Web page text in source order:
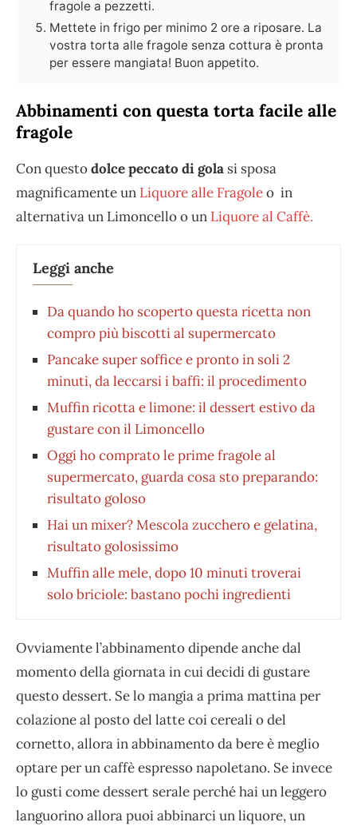
fragole a pezzetti.
Mettete in frigo per minimo 2 ore a riposare. La
vostra torta alle fragole senza cottura è pronta
per essere mangiata! Buon appetito.
Abbinamenti con questa torta facile alle
fragole
Con questodolce peccato di gola si sposa
magnificamente un Liquore alle Fragoleo in
alternativa un Limoncello o un Liquore al Caffè.
Leggi anche
Da quando ho scoperto questa ricetta non
compro più biscotti al supermercato
Pancake super soffice e pronto in soli 2
minuti, da leccarsi i baffi: il procedimento
Muffin ricotta e limone: il dessert estivo da
gustare con il Limoncello
Oggi ho comprato le prime fragole al
supermercato, guarda cosa sto preparando:
risultato goloso
Hai un mixer? Mescola zucchero e gelatina,
risultato golosissimo
Muffin alle mele, dopo 10 minuti troverai
solo briciole: bastano pochi ingredienti
Ovviamente l’abbinamento dipende anche dal
momento della giornata in cui decidi di gustare
questo dessert. Se lo mangia a prima mattina per
colazione al posto del latte coi cereali o del
cornetto, allora in abbinamento da bere è meglio
optare per un caffè espresso napoletano. Se invece
lo gusti come dessert serale perché hai un leggero
languorino allora puoi abbinarci un liquore, un